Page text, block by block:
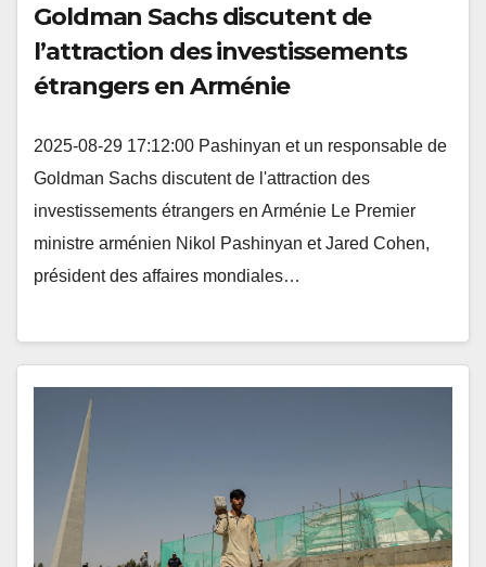
Goldman Sachs discutent de
l’attraction des investissements
étrangers en Arménie
2025-08-29 17:12:00 Pashinyan et un responsable de
Goldman Sachs discutent de l'attraction des
investissements étrangers en Arménie Le Premier
ministre arménien Nikol Pashinyan et Jared Cohen,
président des affaires mondiales…